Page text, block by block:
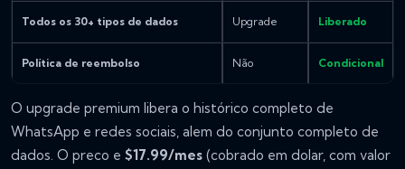
Todos os 30+ tipos de dados Upgrade Liberado
Política de reembolso Não Condicional
O upgrade premium libera o histórico completo de
WhatsApp e redes sociais, alem do conjunto completo de
dados. O preco e $17.99/mes (cobrado em dolar, com valor